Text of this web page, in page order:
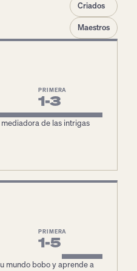
Criados
Maestros
PRIMERA
1-3
de las intrigas
PRIMERA
1-5
mundo bobo y aprende a